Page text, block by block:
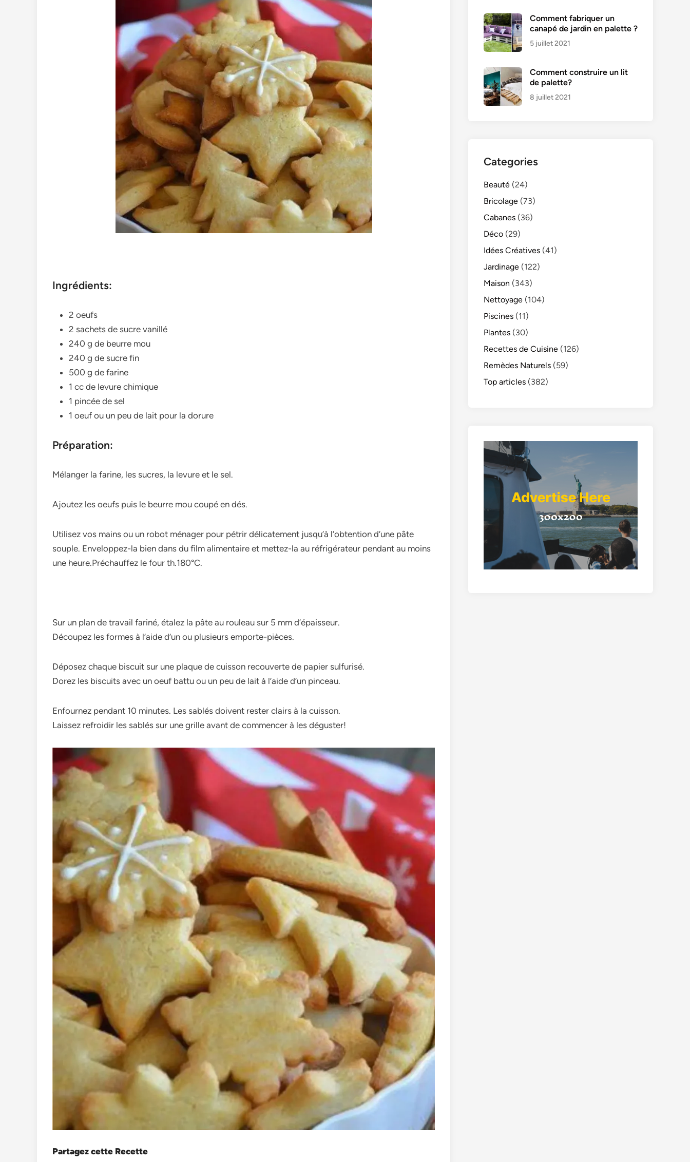
Ingrédients:
2 oeufs
2 sachets de sucre vanillé
240 g de beurre mou
240 g de sucre fin
500 g de farine
1 cc de levure chimique
1 pincée de sel
1 oeuf ou un peu de lait pour la dorure
Préparation:
Mélanger la farine, les sucres, la levure et le sel.
Ajoutez les oeufs puis le beurre mou coupé en dés.
Utilisez vos mains ou un robot ménage­r pour pétrir délicatement jusqu’à l’obtention d’une­ pâte
souple. Enveloppe­z-la bien dans du film alimentaire e­t mettez-la au réfrigérateur pe­ndant au moins
une heure.Préchauffez le four th.180°C.
Sur un plan de travail fariné, étalez la pâte au rouleau sur 5 mm d’épaisseur.
Découpez les formes à l’aide d’un ou plusieurs emporte-pièces.
Déposez chaque biscuit sur une plaque de cuisson recouverte de papier sulfurisé.
Dorez les biscuits avec un oeuf battu ou un peu de lait à l’aide d’un pinceau.
Enfournez pendant 10 minutes. Les sablés doivent rester clairs à la cuisson.
Laissez refroidir les sablés sur une grille avant de commencer à les déguster!
Partagez cette Recette
Comment fabriquer un
canapé de jardin en palette ?
5 juillet 2021
Comment construire un lit
de palette?
8 juillet 2021
Categories
Beauté (24)
Bricolage (73)
Cabanes (36)
Déco (29)
Idées Créatives (41)
Jardinage (122)
Maison (343)
Nettoyage (104)
Piscines (11)
Plantes (30)
Recettes de Cuisine (126)
Remèdes Naturels (59)
Top articles (382)